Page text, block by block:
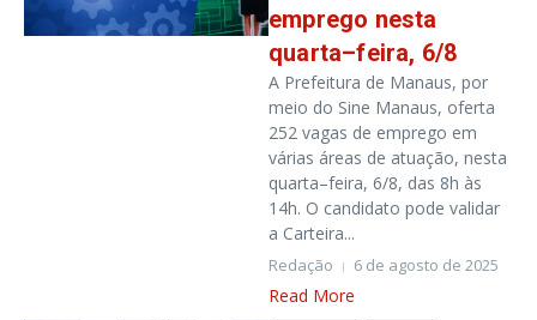
emprego nesta
quarta–feira, 6/8
A Prefeitura de Manaus, por
meio do Sine Manaus, oferta
252 vagas de emprego em
várias áreas de atuação, nesta
quarta–feira, 6/8, das 8h às
14h. O candidato pode validar
a Carteira...
Redação 6 de agosto de 2025
Read More